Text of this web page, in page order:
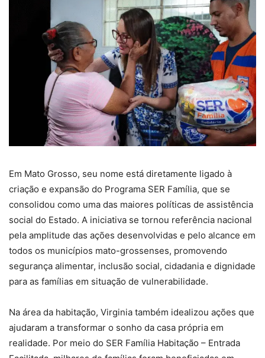
Em Mato Grosso, seu nome está diretamente ligado à
criação e expansão do Programa SER Família, que se
consolidou como uma das maiores políticas de assistência
social do Estado. A iniciativa se tornou referência nacional
pela amplitude das ações desenvolvidas e pelo alcance em
todos os municípios mato-grossenses, promovendo
segurança alimentar, inclusão social, cidadania e dignidade
para as famílias em situação de vulnerabilidade.
Na área da habitação, Virginia também idealizou ações que
ajudaram a transformar o sonho da casa própria em
realidade. Por meio do SER Família Habitação – Entrada